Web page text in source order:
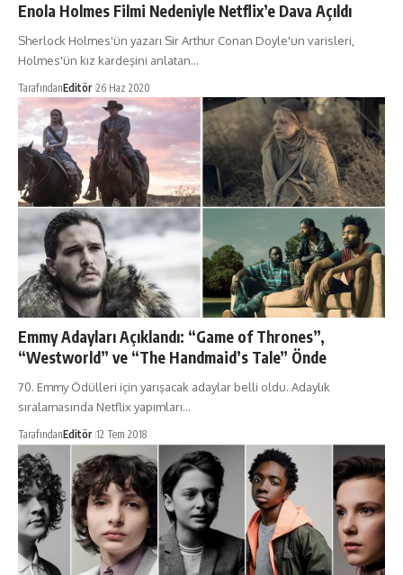
Enola Holmes Filmi Nedeniyle Netflix’e Dava Açıldı
Sherlock Holmes'ün yazarı Sir Arthur Conan Doyle'un varisleri,
Holmes'ün kız kardeşini anlatan…
TarafındanEditör 26 Haz 2020
Emmy Adayları Açıklandı: “Game of Thrones”,
“Westworld” ve “The Handmaid’s Tale” Önde
70. Emmy Ödülleri için yarışacak adaylar belli oldu. Adaylık
sıralamasında Netflix yapımları…
TarafındanEditör 12 Tem 2018